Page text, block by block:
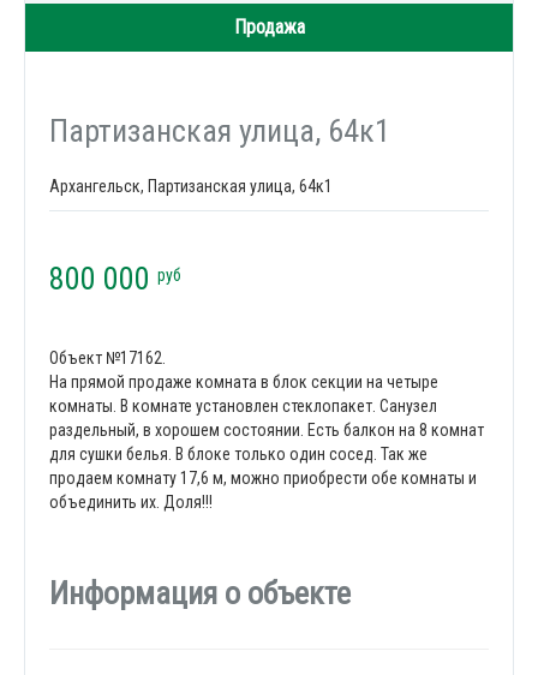
Продажа
Партизанская улица, 64к1
Архангельск, Партизанская улица, 64к1
800 000 руб
Объект №17162.
На прямой продаже комната в блок секции на четыре
комнаты. В комнате установлен стеклопакет. Санузел
раздельный, в хорошем состоянии. Есть балкон на 8 комнат
для сушки белья. В блоке только один сосед. Так же
продаем комнату 17,6 м, можно приобрести обе комнаты и
объединить их. Доля!!!
Информация о объекте